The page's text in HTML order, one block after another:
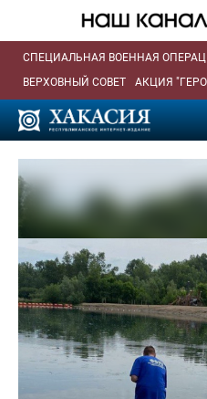
СПЕЦИАЛЬНАЯ ВОЕННАЯ
ВЕРХОВНЫЙ СОВЕТ
АКЦИЯ